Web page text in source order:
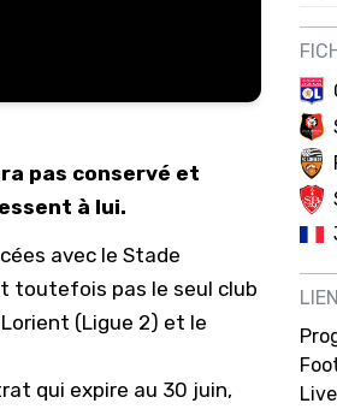
pas conservé et
à lui.
avec le Stade
toutefois pas le seul club
(Ligue 2) et le
qui expire au 30 juin,
12/
12/01
12/01
12/
11/
11/
11/01
10/